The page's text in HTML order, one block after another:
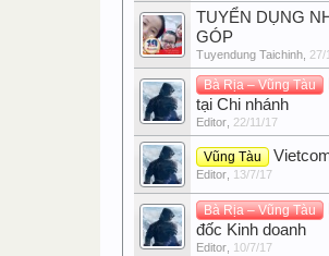
TUYỂN DỤNG
GÓP
Tuyendung Taichinh, 27/
Bà Rịa – Vũng Tàu
tại Chi nhánh
Editor, 22/11/17
Vũng Tàu
Editor, 13/7/17
Bà Rịa – Vũng Tàu
đốc Kinh doanh
Editor, 10/7/17